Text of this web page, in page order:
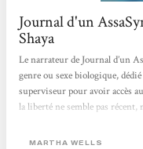
Journal d'un
Shaya
Le narrateur de Journal d’un
genre ou sexe biologique,
superviseur pour avoir accès
la liberté ne semble pas
mourir de rire : forcément
MARTHA WELLS